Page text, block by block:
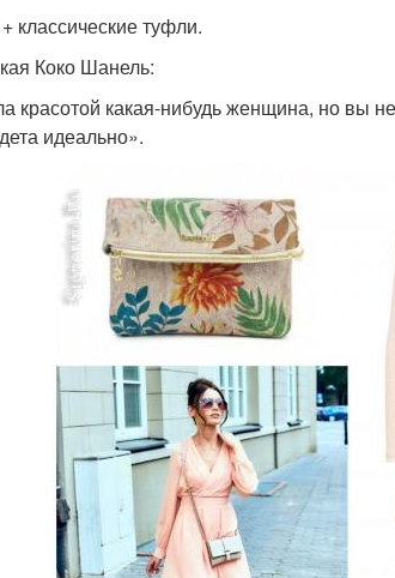
классические туфли.
Коко Шанель:
красотой какая-нибудь женщина, но вы
идеально».